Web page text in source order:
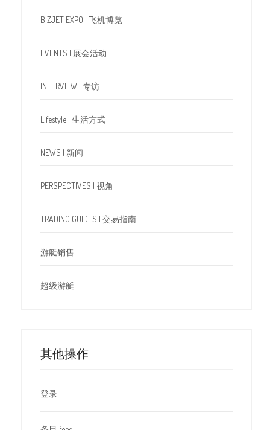
BIZJET EXPO | 飞机博览
EVENTS | 展会活动
INTERVIEW | 专访
Lifestyle | 生活方式
NEWS | 新闻
PERSPECTIVES | 视角
TRADING GUIDES | 交易指南
游艇销售
超级游艇
其他操作
登录